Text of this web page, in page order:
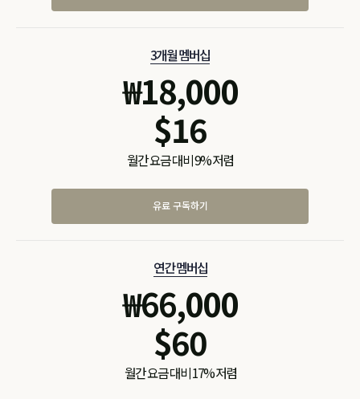
3개월 멤버십
₩18,000
$16
월간 요금 대비 9% 저렴
유료 구독하기
연간 멤버십
₩66,000
$60
월간 요금 대비 17% 저렴